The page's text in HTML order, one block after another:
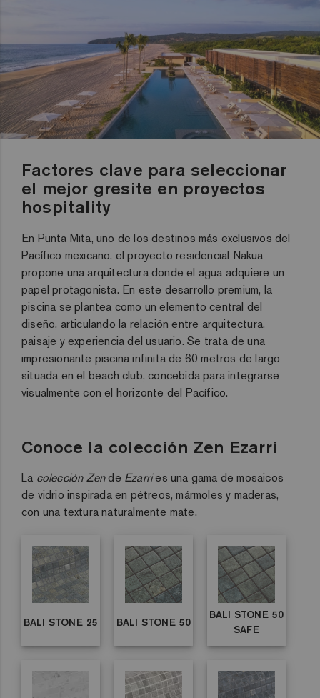
Factores clave para seleccionar
el mejor gresite en proyectos
hospitality
En Punta Mita, uno de los destinos más exclusivos del
Pacífico mexicano, el proyecto residencial Nakua
propone una arquitectura donde el agua adquiere un
papel protagonista. En este desarrollo premium, la
piscina se plantea como un elemento central del
diseño, articulando la relación entre arquitectura,
paisaje y experiencia del usuario. Se trata de una
impresionante piscina infinita de 60 metros de largo
situada en el beach club, concebida para integrarse
visualmente con el horizonte del Pacífico.
Conoce la colección Zen Ezarri
La colección Zende Ezarries una gama de mosaicos
de vidrio inspirada en pétreos, mármoles y maderas,
con una textura naturalmente mate.
BALI STONE 25 BALI STONE 50
BALI STONE 50
SAFE